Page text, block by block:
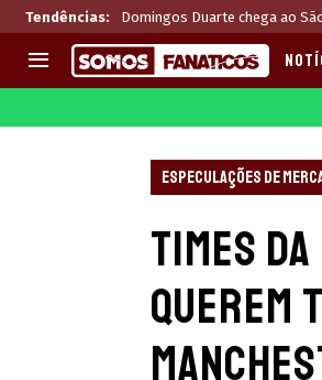
Tendências: Domingos Duarte chega ao
CHAMPIONS LEAGUE
PREMIER LEAGUE
LIGA PORTUGUESA
Últimas
CASAS
CÓDIGOS
APPS
ESPECULAÇÕES DE
Times
querem